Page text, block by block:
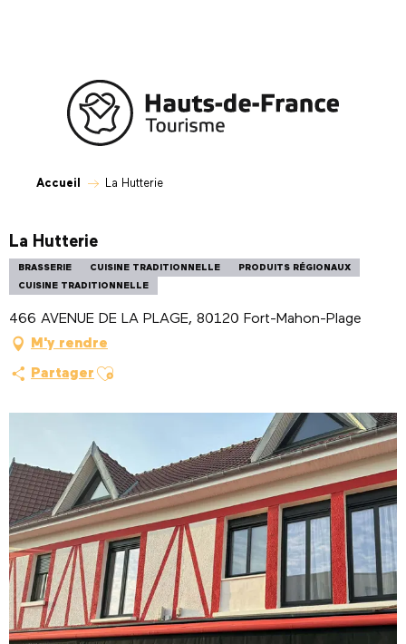
Accueil La Hutterie
La Hutterie
BRASSERIE CUISINE TRADITIONNELLE
PRODUITS RÉGIONAUX
CUISINE TRADITIONNELLE
466 AVENUE DE LA PLAGE, 80120 Fort-Mahon-Plage
M'y rendre
Partager Ajouter aux favoris